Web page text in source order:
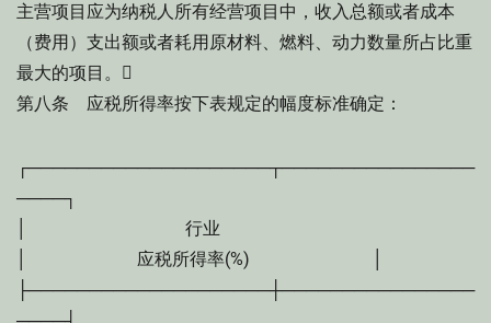
主营项目应为纳税人所有经营项目中，收入总额或者成本
（费用）支出额或者耗用原材料、燃料、动力数量所占比重
最大的项目。
第八条 应税所得率按下表规定的幅度标准确定：
┌────────────────────┬────────────────
────┐
│ 行业
│ 应税所得率(%) │
├────────────────────┼────────────────